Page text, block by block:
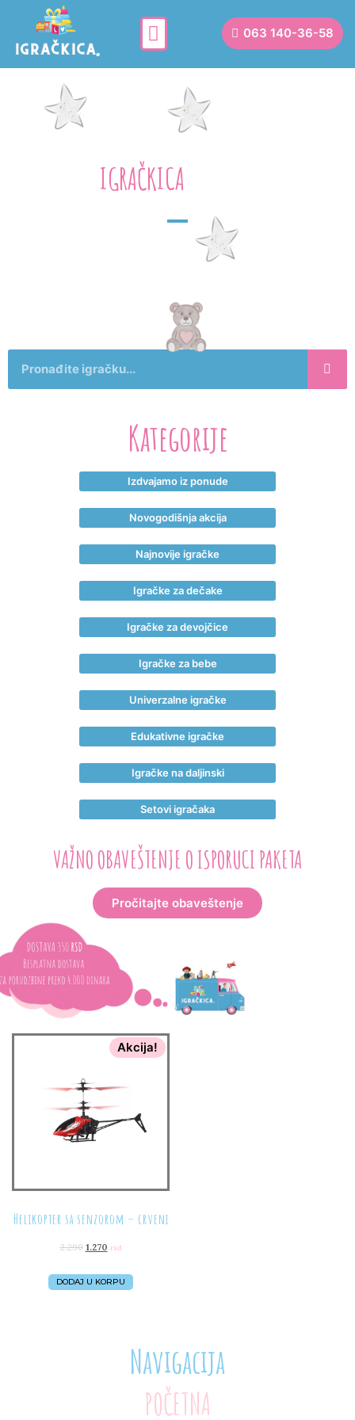
063 140-36-58
IGRAČKICA
Kategorije
Izdvajamo iz ponude
Novogodišnja akcija
Najnovije igračke
Igračke za dečake
Igračke za devojčice
Igračke za bebe
Univerzalne igračke
Edukativne igračke
Igračke na daljinski
Setovi igračaka
VAŽNO OBAVEŠTENJE O ISPORUCI PAKETA
Pročitajte obaveštenje
Akcija!
Helikopter sa senzorom – crveni
2.290 1.270 rsd
DODAJ U KORPU
Navigacija
POČETNA